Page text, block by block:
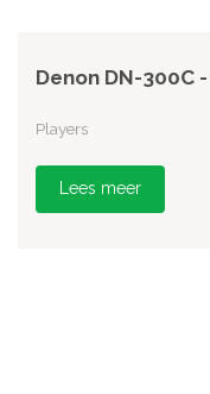
Denon DN-300C
Players
Lees meer